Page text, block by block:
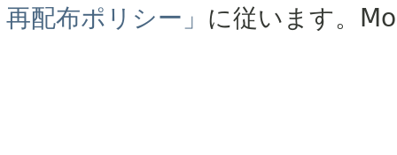
再配布ポリシー」 に従います。